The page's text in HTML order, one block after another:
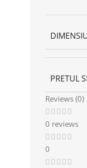
PRETUL
Reviews (0)
0 reviews
0